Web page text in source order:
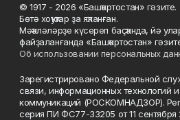
© 1917 - 2026 «Башҡортостан» гәзите.
Бөтә хоҡуҡтар ҙа яҡланған.
Мәҡәләләрҙе күсереп баҫҡанда, йә
файҙаланғанда «Башҡортостан»
Об использовании персональных
Зарегистрировано Федеральной
связи, информационных технологий
коммуникаций (РОСКОМНАДЗОР).
серия ПИ ФС77-33205 от 11 сентября